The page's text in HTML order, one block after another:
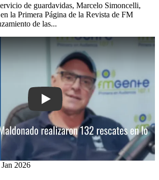
de guardavidas, Marcelo Simoncelli,
la Primera Página de la Revista de FM
de las...
Play: Guardavidas de Maldonado
2026